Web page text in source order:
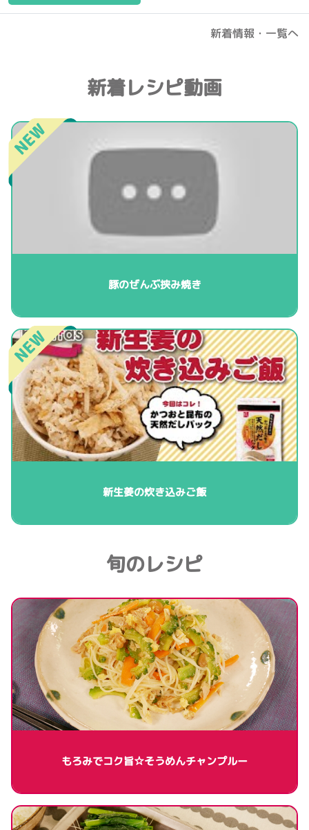
新着情報・一覧へ
新着レシピ動画
豚のぜんぶ挟み焼き
新生姜の炊き込みご飯
旬のレシピ
もろみでコク旨☆そうめんチャンプルー